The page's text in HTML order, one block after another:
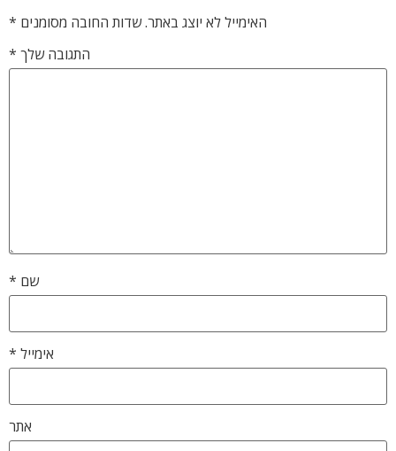
האימייל לא יוצג באתר.שדות החובה מסומנים *
התגובה שלך *
שם *
אימייל *
אתר